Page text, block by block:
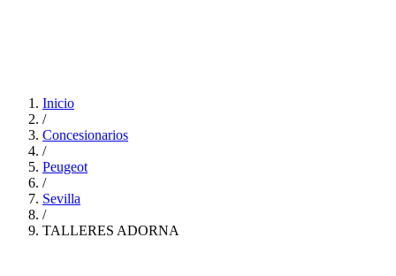
Inicio
/
Concesionarios
/
Peugeot
/
Sevilla
/
TALLERES ADORNA